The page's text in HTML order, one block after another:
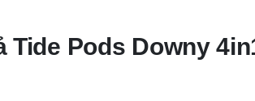
Tide Pods Downy